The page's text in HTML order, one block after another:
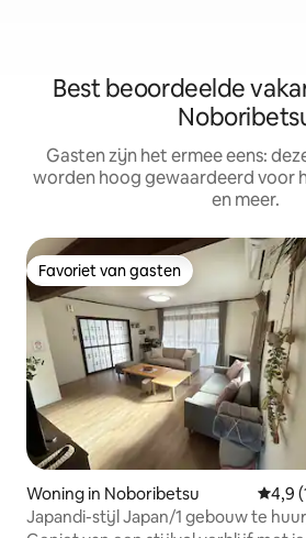
Best beoordeelde
Gasten zijn het ermee eens:
worden hoog gewaardeerd voor
en meer.
Favoriet van gasten
Favoriet van gasten
Woning in Noboribetsu
4,9
Japandi-stijl Japan/1 gebouw te